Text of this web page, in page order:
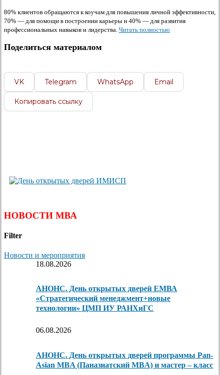
80% клиентов обращаются к коучам для повышения личной эффективности,
70% — для помощи в построении карьеры и 40% — для развития
профессиональных навыков и лидерства. Читать полностью
Поделиться материалом
VK Telegram WhatsApp Email
Копировать ссылку
НОВОСТИ МВА
Filter
Новости и мероприятия
18.08.2026
АНОНС. День открытых дверей ЕМВА
«Стратегический менеджмент+новые
технологии» ЦМП ИУ РАНХиГС
06.08.2026
АНОНС. День открытых дверей программы Pan-
Asian MBA (Паназиатский MBA) и мастер – класс